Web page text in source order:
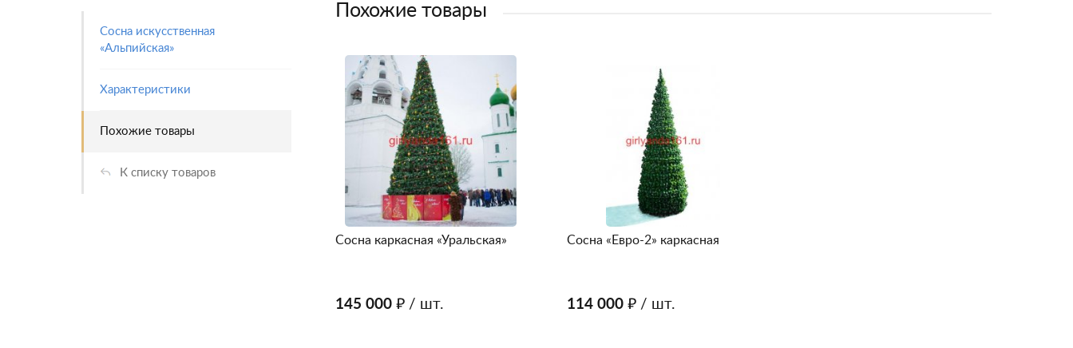
Сосна искусственная
«Альпийская»
Характеристики
Похожие товары
К списку товаров
Похожие товары
Сосна каркасная «Уральская»
145 000 ₽/ шт.
Сосна «Евро-2» каркасная
114 000 ₽ / шт.